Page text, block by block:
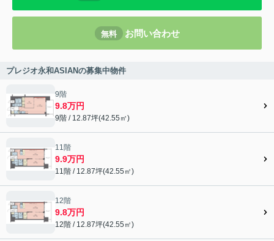
無料 お問い合わせ
プレジオ永和ASIANの募集中物件
9階
9.8万円
9階 / 12.87坪(42.55㎡)
11階
9.9万円
11階 / 12.87坪(42.55㎡)
12階
9.8万円
12階 / 12.87坪(42.55㎡)